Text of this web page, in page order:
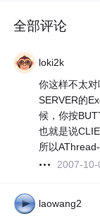
全部评论
loki2k
你这样不太对
SERVER的
候，你按
也就是说
所以
2007-10-
laowang2